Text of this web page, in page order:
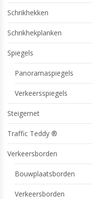
Schrikhekken
Schrikhekplanken
Spiegels
Panoramaspiegels
Verkeersspiegels
Steigernet
Traffic Teddy ®
Verkeersborden
Bouwplaatsborden
Verkeersborden